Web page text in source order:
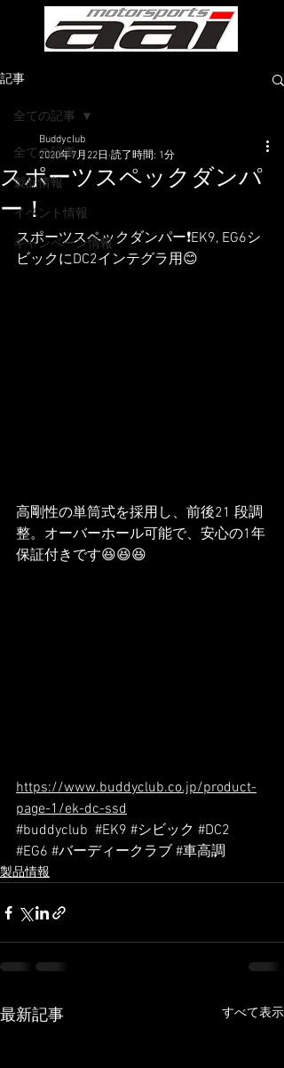
記事
全ての記事
製品情報
イベント情報
キャンペーン情報
全ての記事
スポーツスペックダンパ
ー！
Buddyclub
2020年7月22日 読了時間: 1分
スポーツスペックダンパー❗️EK9, EG6シ
ビックにDC2インテグラ用😊
高剛性の単筒式を採用し、前後21 段調
整。オーバーホール可能で、安心の1年
保証付きです😆😆😆
https://www.buddyclub.co.jp/product-
page-1/ek-dc-ssd
#buddyclub #EK9 #シビック #DC2
#EG6 #バーディークラブ #車高調
製品情報
最新記事 すべて表示